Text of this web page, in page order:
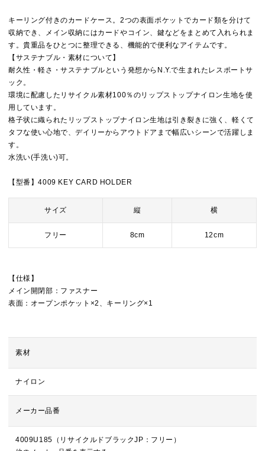
キーリング付きのカードケース。2つの表面ポケットでカード類を分けて
収納でき、メイン収納にはカードやコイン、鍵などをまとめて入れられま
す。貴重品をひとつに整理できる、機能的で便利なアイテムです。
【サステナブル・素材について】
耐久性・軽さ・サステナブルという発想からN.Y.で生まれたレスポートサ
ック。
環境に配慮したリサイクル素材100％のリップストップナイロン生地を使
用しています。
格子状に織られたリップストップナイロン生地は引き裂きに強く、軽くて
タフな使い心地で、デイリーからアウトドアまで幅広いシーンで活躍しま
す。
水洗い(手洗い)可。
【型番】4009 KEY CARD HOLDER
サイズ 縦 横
フリー 8cm 12cm
【仕様】
メイン開閉部：ファスナー
表面：オープンポケット×2、キーリング×1
素材
ナイロン
メーカー品番
4009U185（リサイクルドブラックJP：フリー）